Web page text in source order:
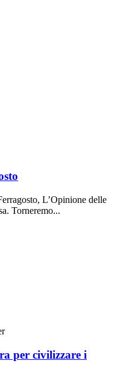
L’Opinione delle
Torneremo...
per civilizzare i